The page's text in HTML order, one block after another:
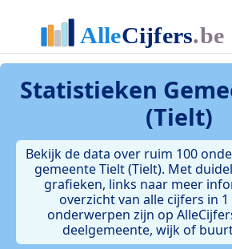
Statistieken
(Tielt)
Bekijk de data over ruim 100
gemeente Tielt (Tielt). Met
grafieken, links naar meer
overzicht van alle cijfers in 1
onderwerpen zijn op
deelgemeente, wijk of